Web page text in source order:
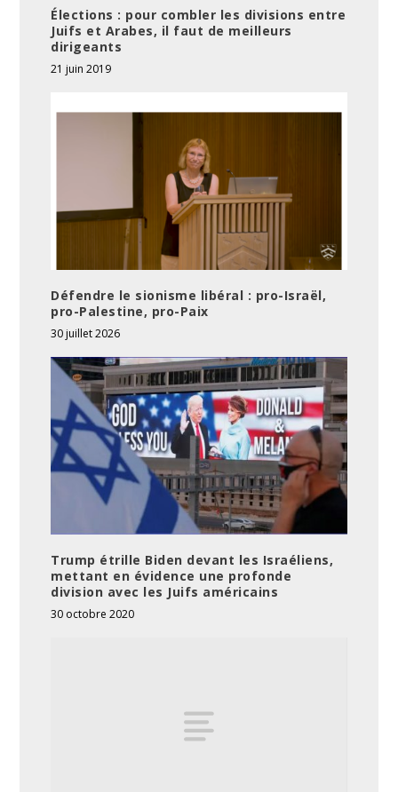
Élections : pour combler les divisions entre
Juifs et Arabes, il faut de meilleurs
dirigeants
21 juin 2019
Défendre le sionisme libéral : pro-Israël,
pro-Palestine, pro-Paix
30 juillet 2026
Trump étrille Biden devant les Israéliens,
mettant en évidence une profonde
division avec les Juifs américains
30 octobre 2020